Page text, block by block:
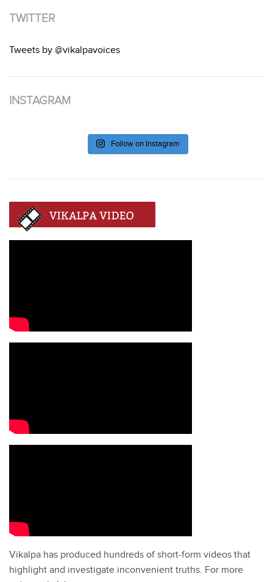
TWITTER
Tweets by @vikalpavoices
INSTAGRAM
Follow on Instagram
Vikalpa has produced hundreds of short-form videos that
highlight and investigate inconvenient truths. For more